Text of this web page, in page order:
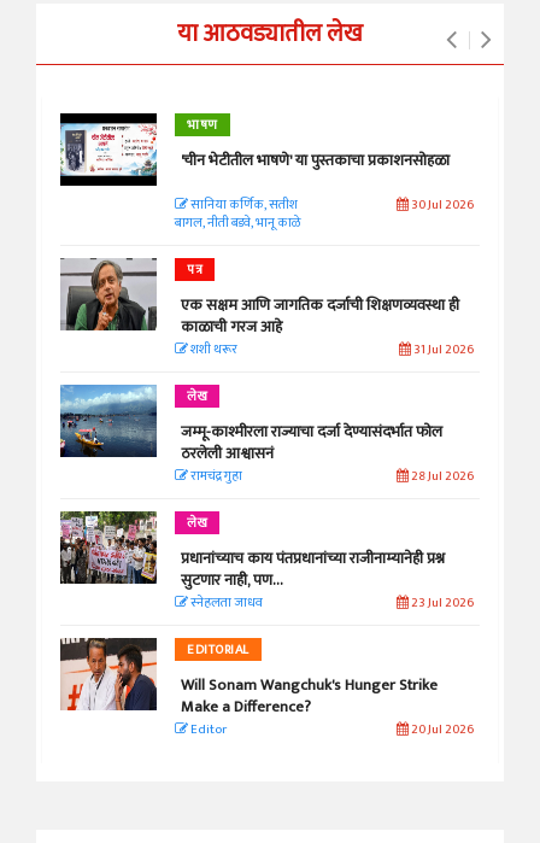
या आठवड्यातील लेख
भाषण
'चीन भेटीतील भाषणे' या पुस्तकाचा प्रकाशनसोहळा
सानिया कर्णिक, सतीश
बागल, नीती बडवे, भानू काळे
30 Jul 2026
पत्र
एक सक्षम आणि जागतिक दर्जाची शिक्षणव्यवस्था ही
काळाची गरज आहे
शशी थरूर 31 Jul 2026
लेख
जम्मू-काश्मीरला राज्याचा दर्जा देण्यासंदर्भात फोल
ठरलेली आश्वासनं
रामचंद्र गुहा 28 Jul 2026
लेख
प्रधानांच्याच काय पंतप्रधानांच्या राजीनाम्यानेही प्रश्न
सुटणार नाही, पण...
स्नेहलता जाधव 23 Jul 2026
EDITORIAL
Will Sonam Wangchuk's Hunger Strike
Make a Difference?
Editor 20 Jul 2026